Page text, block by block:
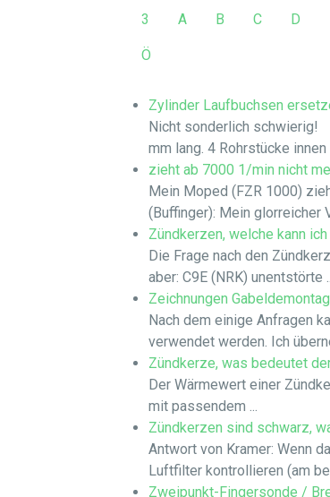
3 A B C D
Ö
Zylinder Laufbuchsen
Nicht sonderlich schwierig!
mm lang. 4 Rohrstücke innen
zieht ab 7000 1/min nicht
Mein Moped (FZR 1000)
(Buffinger): Mein glorreicher
Zündkerzen, welche kann
Die Frage nach den
aber: C9E (NRK) unentstörte ...
Zeichnungen
Nach dem einige Anfragen
verwendet werden. Ich
Zündkerze, was bedeutet
Der Wärmewert einer
mit passendem ...
Zündkerzen sind schwarz,
Antwort von Kramer: Wenn
Luftfilter kontrollieren (am
Zweipunkt-Fingersonde /